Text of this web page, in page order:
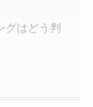
グはどう判